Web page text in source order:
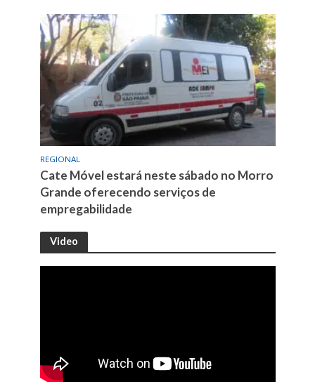
REGIONAL
Cate Móvel estará neste sábado no Morro
Grande oferecendo serviços de
empregabilidade
Video